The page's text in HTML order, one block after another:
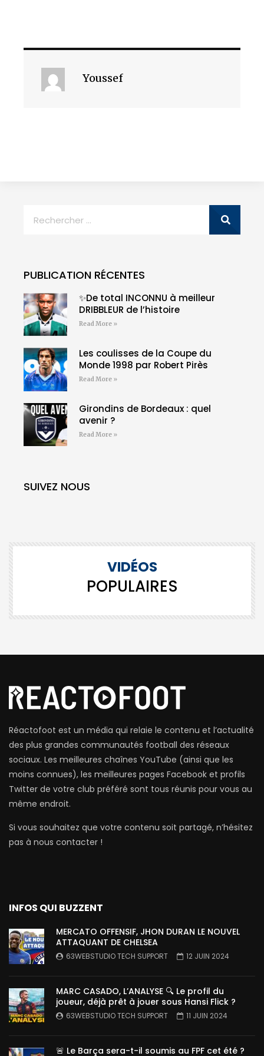
Youssef
PUBLICATION RÉCENTES
✨De total INCONNU à meilleur
DRIBBLEUR de l’histoire
Read More »
Les coulisses de la Coupe du
Monde 1998 par Robert Pirès
Read More »
Girondins de Bordeaux : quel
avenir ?
Read More »
SUIVEZ NOUS
VIDÉOS
POPULAIRES
Réactofoot est un média qui relaie le contenu et l’actualité
des plus grandes communautés football des réseaux
sociaux. Les meilleures chaînes YouTube (ainsi que les
moins connues), les meilleures pages Facebook et profils
Twitter de votre club préféré sont tous réunis pour vous au
même endroit.
Si vous souhaitez que votre contenu soit partagé, n’hésitez
pas à nous contacter !
INFOS QUI BUZZENT
MERCATO OFFENSIF, JHON DURAN LE NOUVEL
ATTAQUANT DE CHELSEA
63WEBSTUDIO TECH SUPPORT 12 JUIN 2024
MARC CASADO, L’ANALYSE 🔍 Le profil du
joueur, déjà prêt à jouer sous Hansi Flick ?
63WEBSTUDIO TECH SUPPORT 11 JUIN 2024
🚨 Le Barça sera-t-il soumis au FPF cet été ?